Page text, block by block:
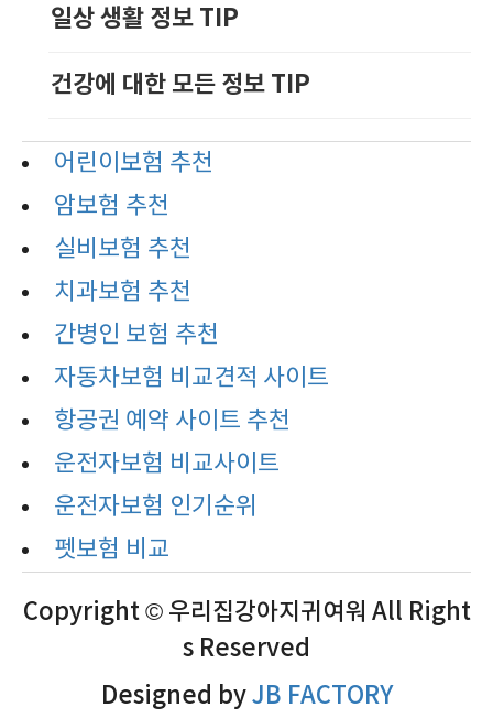
일상 생활 정보 TIP
건강에 대한 모든 정보 TIP
어린이보험 추천
암보험 추천
실비보험 추천
치과보험 추천
간병인 보험 추천
자동차보험 비교견적 사이트
항공권 예약 사이트 추천
운전자보험 비교사이트
운전자보험 인기순위
펫보험 비교
Copyright © 우리집강아지귀여워 All Right
s Reserved
Designed byJB FACTORY